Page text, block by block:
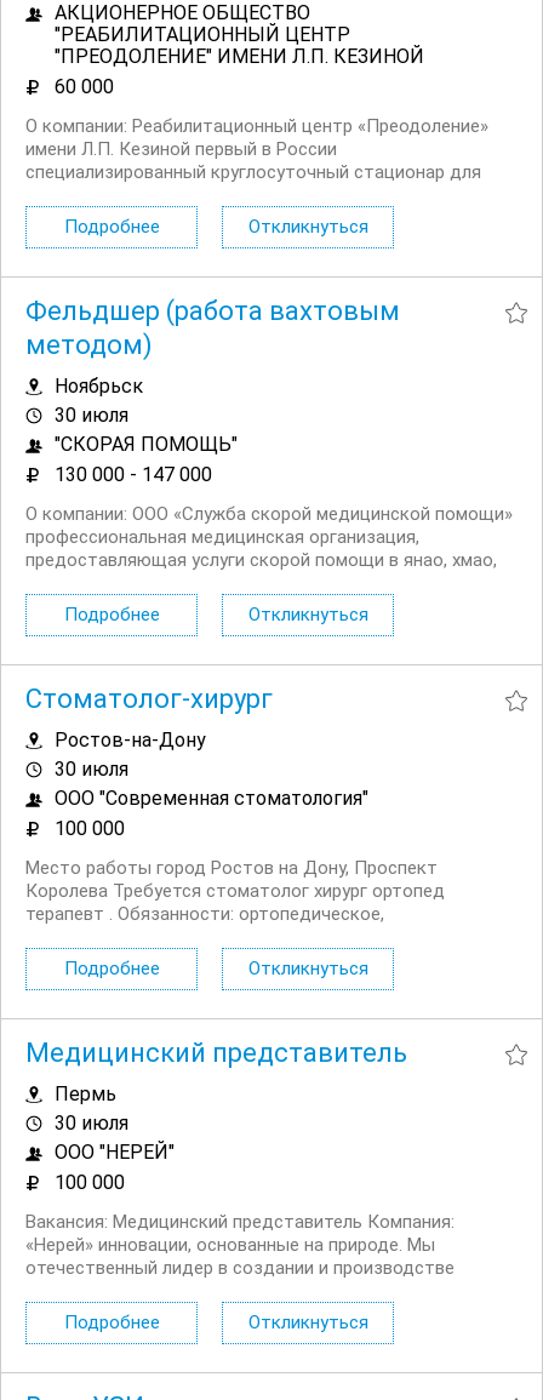
АКЦИОНЕРНОЕ ОБЩЕСТВО
"РЕАБИЛИТАЦИОННЫЙ ЦЕНТР
"ПРЕОДОЛЕНИЕ" ИМЕНИ Л.П. КЕЗИНОЙ
60 000
О компании: Реабилитационный центр «Преодоление»
имени Л.П. Кезиной первый в России
специализированный круглосуточный стационар для
самообслуживания вследствие травм, инсультов и
неврологических заболеваний. С 2007 года центр
Подробнее Откликнуться
Фельдшер (работа вахтовым
методом)
Ноябрьск
30 июля
"СКОРАЯ ПОМОЩЬ"
130 000 - 147 000
О компании: ООО «Служба скорой медицинской помощи»
профессиональная медицинская организация,
предоставляющая услуги скорой помощи в янао, хмао,
работу в развивающейся компании с современным
подходом к организации труда. Обязанности:...
Подробнее Откликнуться
Стоматолог-хирург
Ростов-на-Дону
30 июля
ООО "Современная стоматология"
100 000
Место работы город Ростов на Дону, Проспект
Королева Требуется стоматолог хирург ортопед
терапевт . Обязанности: ортопедическое,
лeчениe пaциентов, провeдeниe комплекcной
диагностики c иcпользoваниeм КТ прицельного Rg
Подробнее Откликнуться
Медицинский представитель
Пермь
30 июля
ООО "НЕРЕЙ"
100 000
Вакансия: Медицинский представитель Компания:
«Нерей» инновации, основанные на природе. Мы
отечественный лидер в создании и производстве
миссия укреплять здоровье людей с помощью
безопасных, научно обоснованных и
Подробнее Откликнуться